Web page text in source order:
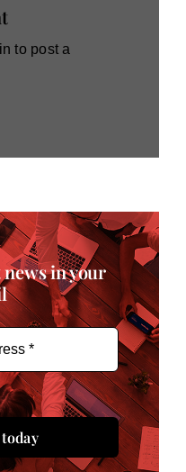
to post a
news in your